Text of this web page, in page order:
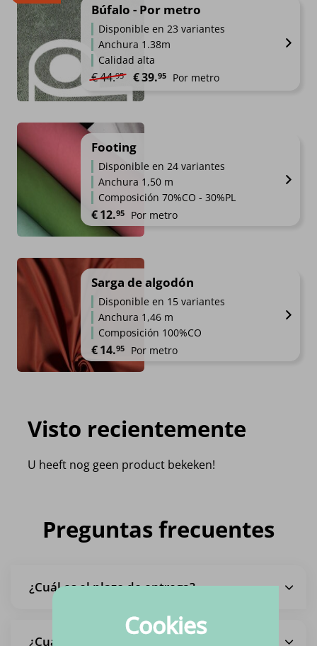
Búfalo - Por metro
Disponible en 23 variantes
Anchura 1.38m
Calidad alta
€44.95 El precio original era: €44.95.
€39.95 El precio actual es: €39.95.
Por metro
Footing
Disponible en 24 variantes
Anchura 1,50 m
Composición 70%CO - 30%PL
€12.95 Por metro
Sarga de algodón
Disponible en 15 variantes
Anchura 1,46 m
Composición 100%CO
€14.95 Por metro
Visto recientemente
U heeft nog geen product bekeken!
Preguntas frecuentes
¿Cuál es el plazo de entrega?
¿Cuáles son los gastos de envío?
Cookies